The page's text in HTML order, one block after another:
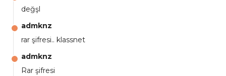
değşl
admknz
rar şifresi.. klassnet
admknz
Rar şifresi